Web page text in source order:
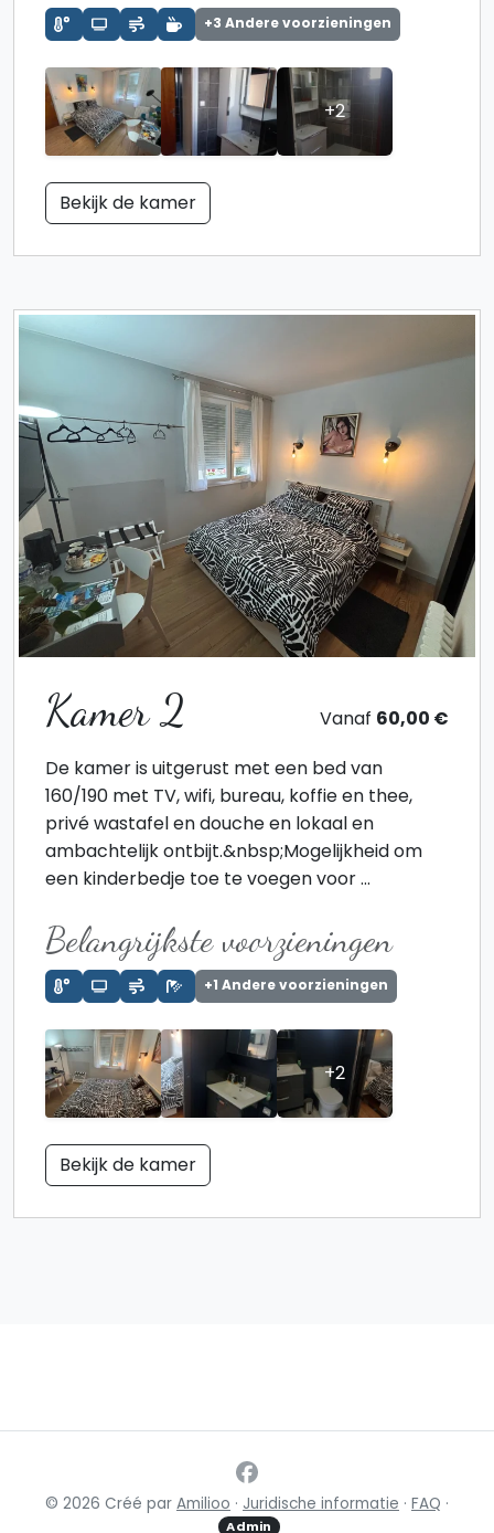
+3 Andere voorzieningen
+2
Bekijk de kamer
Kamer 2 Vanaf 60,00 €
De kamer is uitgerust met een bed van
160/190 met TV, wifi, bureau, koffie en thee,
privé wastafel en douche en lokaal en
ambachtelijk ontbijt.&nbsp;Mogelijkheid om
een kinderbedje toe te voegen voor ...
Belangrijkste voorzieningen
+1 Andere voorzieningen
+2
Bekijk de kamer
© 2026 Créé par Amilioo · Juridische informatie · FAQ ·
Admin